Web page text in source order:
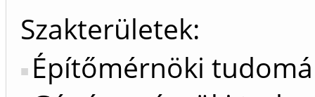
Szakterületek:
Építőmérnöki